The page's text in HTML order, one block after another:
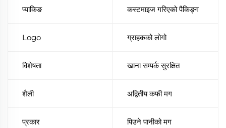
प्याकिङ कस्टमाइज गरिएको पैकिङ्ग
Logo ग्राहकको लोगो
विशेषता खाना सम्पर्क सुरक्षित
शैली अद्वितीय कफी मग
प्रकार पिउने पानीको मग